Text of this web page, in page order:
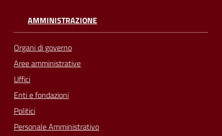
AMMINISTRAZIONE
Organi di governo
Aree amministrative
Uffici
Enti e fondazioni
Politici
Personale Amministrativo